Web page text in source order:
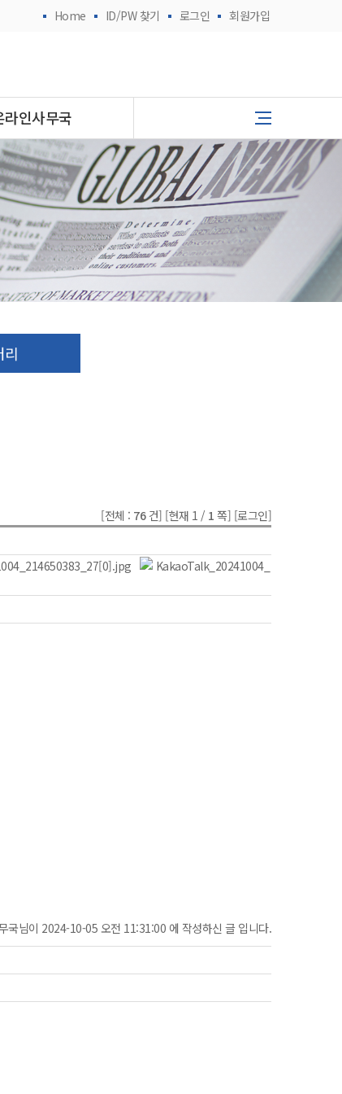
Home ID/PW 찾기 로그인 회원가입
라인사무국
리
[전체 : 76건] [현재 1 / 1 쪽] [로그인]
KakaoTalk_20241004_
국님이 2024-10-05 오전 11:31:00 에 작성하신 글 입니다.